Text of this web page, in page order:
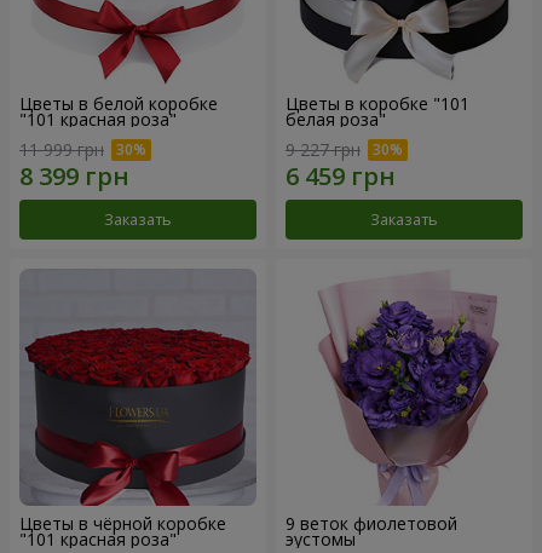
Цветы в белой коробке
"101 красная роза"
11 999 грн
Заказать
Цветы в коробке "101
белая роза"
9 227 грн
Заказать
Цветы в чёрной коробке
"101 красная роза"
9 веток фиолетовой
эустомы